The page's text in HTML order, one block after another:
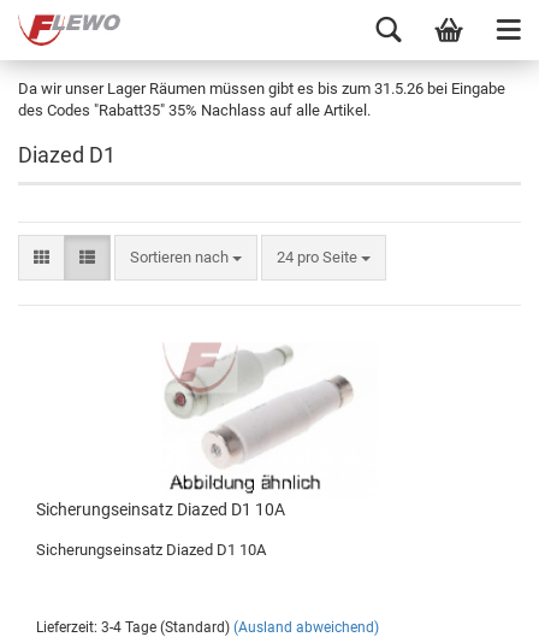
Da wir unser Lager Räumen müssen gibt es bis zum 31.5.26 bei Eingabe
des Codes "Rabatt35" 35% Nachlass auf alle Artikel.
Diazed D1
Sortieren nach 24 pro Seite
Sicherungseinsatz Diazed D1 10A
Sicherungseinsatz Diazed D1 10A
Lieferzeit: 3-4 Tage (Standard) (Ausland abweichend)